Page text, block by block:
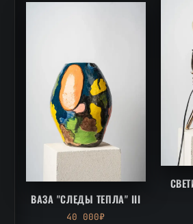
ВАЗА "СЛЕДЫ ТЕПЛА" III
40 000₽